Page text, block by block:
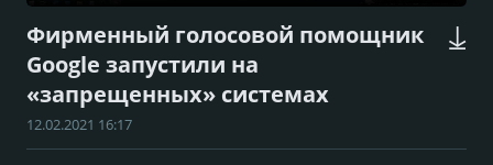
Фирменный голосовой помощник
Google запустили на
«запрещенных» системах
12.02.2021 16:17